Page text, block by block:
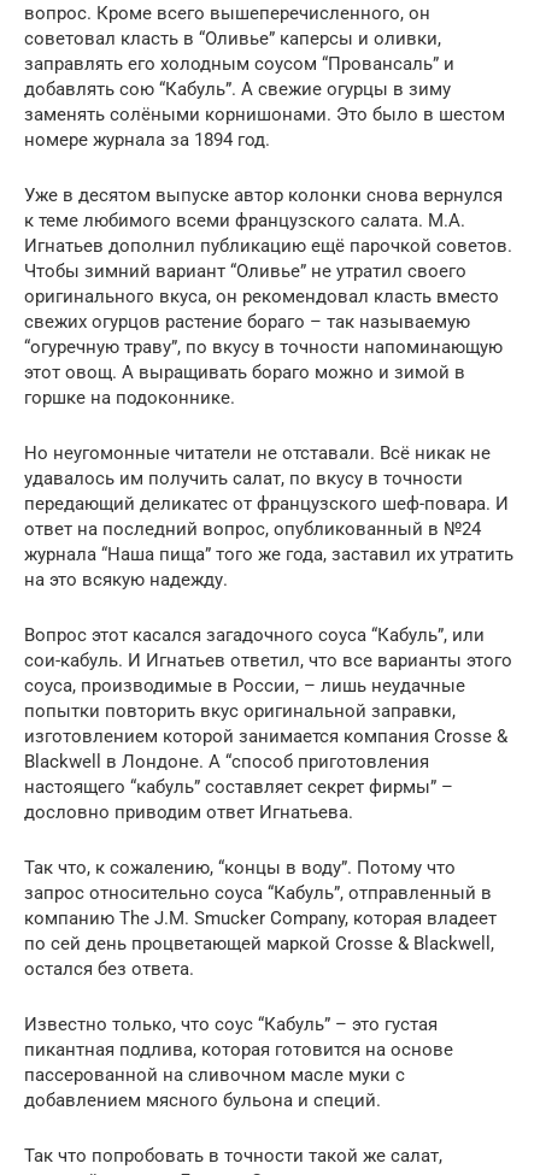
вопрос. Кроме всего вышеперечисленного, он
советовал класть в “Оливье” каперсы и оливки,
заправлять его холодным соусом “Провансаль” и
добавлять сою “Кабуль”. А свежие огурцы в зиму
заменять солёными корнишонами. Это было в шестом
номере журнала за 1894 год.
Уже в десятом выпуске автор колонки снова вернулся
к теме любимого всеми французского салата. М.А.
Игнатьев дополнил публикацию ещё парочкой советов.
Чтобы зимний вариант “Оливье” не утратил своего
оригинального вкуса, он рекомендовал класть вместо
свежих огурцов растение бораго – так называемую
“огуречную траву”, по вкусу в точности напоминающую
этот овощ. А выращивать бораго можно и зимой в
горшке на подоконнике.
Но неугомонные читатели не отставали. Всё никак не
удавалось им получить салат, по вкусу в точности
передающий деликатес от французского шеф-повара. И
ответ на последний вопрос, опубликованный в №24
журнала “Наша пища” того же года, заставил их утратить
на это всякую надежду.
Вопрос этот касался загадочного соуса “Кабуль”, или
сои-кабуль. И Игнатьев ответил, что все варианты этого
соуса, производимые в России, – лишь неудачные
попытки повторить вкус оригинальной заправки,
изготовлением которой занимается компания Crosse &
Blackwell в Лондоне. А “способ приготовления
настоящего “кабуль” составляет секрет фирмы” –
дословно приводим ответ Игнатьева.
Так что, к сожалению, “концы в воду”. Потому что
запрос относительно соуса “Кабуль”, отправленный в
компанию The J.M. Smucker Company, которая владеет
по сей день процветающей маркой Crosse & Blackwell,
остался без ответа.
Известно только, что соус “Кабуль” – это густая
пикантная подлива, которая готовится на основе
пассерованной на сливочном масле муки с
добавлением мясного бульона и специй.
Так что попробовать в точности такой же салат,